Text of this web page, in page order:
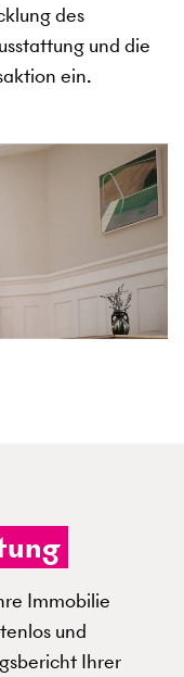
des
und die
ein.
Immobilie
und
Ihrer